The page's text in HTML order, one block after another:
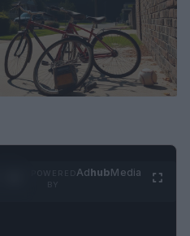
AdhubMedia